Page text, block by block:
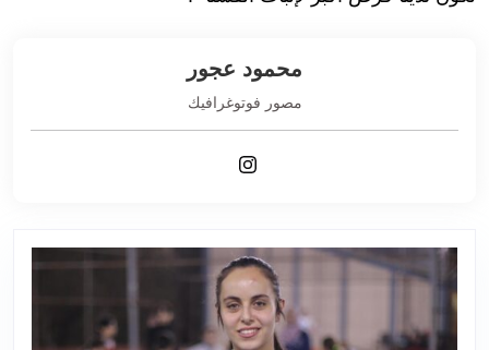
محمود عجور
مصور فوتوغرافيك